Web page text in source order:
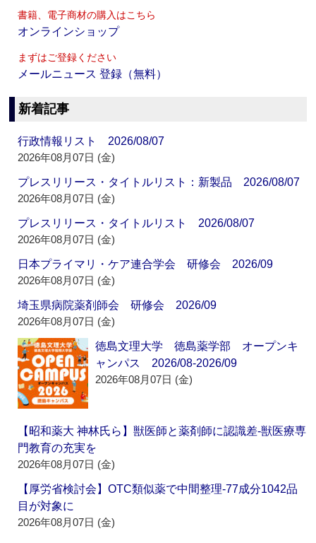
書籍、電子商材の購入はこちら
オンラインショップ
まずはご登録ください
メールニュース 登録（無料）
新着記事
行政情報リスト 2026/08/07
2026年08月07日 (金)
プレスリリース・タイトルリスト：新製品 2026/08/07
2026年08月07日 (金)
プレスリリース・タイトルリスト 2026/08/07
2026年08月07日 (金)
日本プライマリ・ケア連合学会 研修会 2026/09
2026年08月07日 (金)
埼玉県病院薬剤師会 研修会 2026/09
2026年08月07日 (金)
徳島文理大学 徳島薬学部 オープンキ
ャンパス 2026/08-2026/09
2026年08月07日 (金)
【昭和薬大 神林氏ら】獣医師と薬剤師に認識差‐獣医療専
門教育の充実を
2026年08月07日 (金)
【厚労省検討会】OTC類似薬で中間整理‐77成分1042品
目が対象に
2026年08月07日 (金)